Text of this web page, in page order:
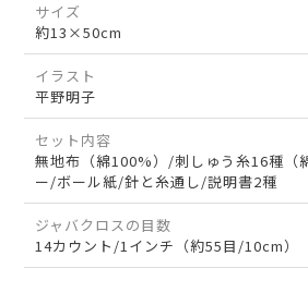
サイズ
約13×50cm
イラスト
平野明子
セット内容
無地布（綿100%）/刺しゅう糸16種
ー/ボール紙/針と糸通し/説明書2種
ジャバクロスの目数
14カウント/1インチ（約55目/10cm）